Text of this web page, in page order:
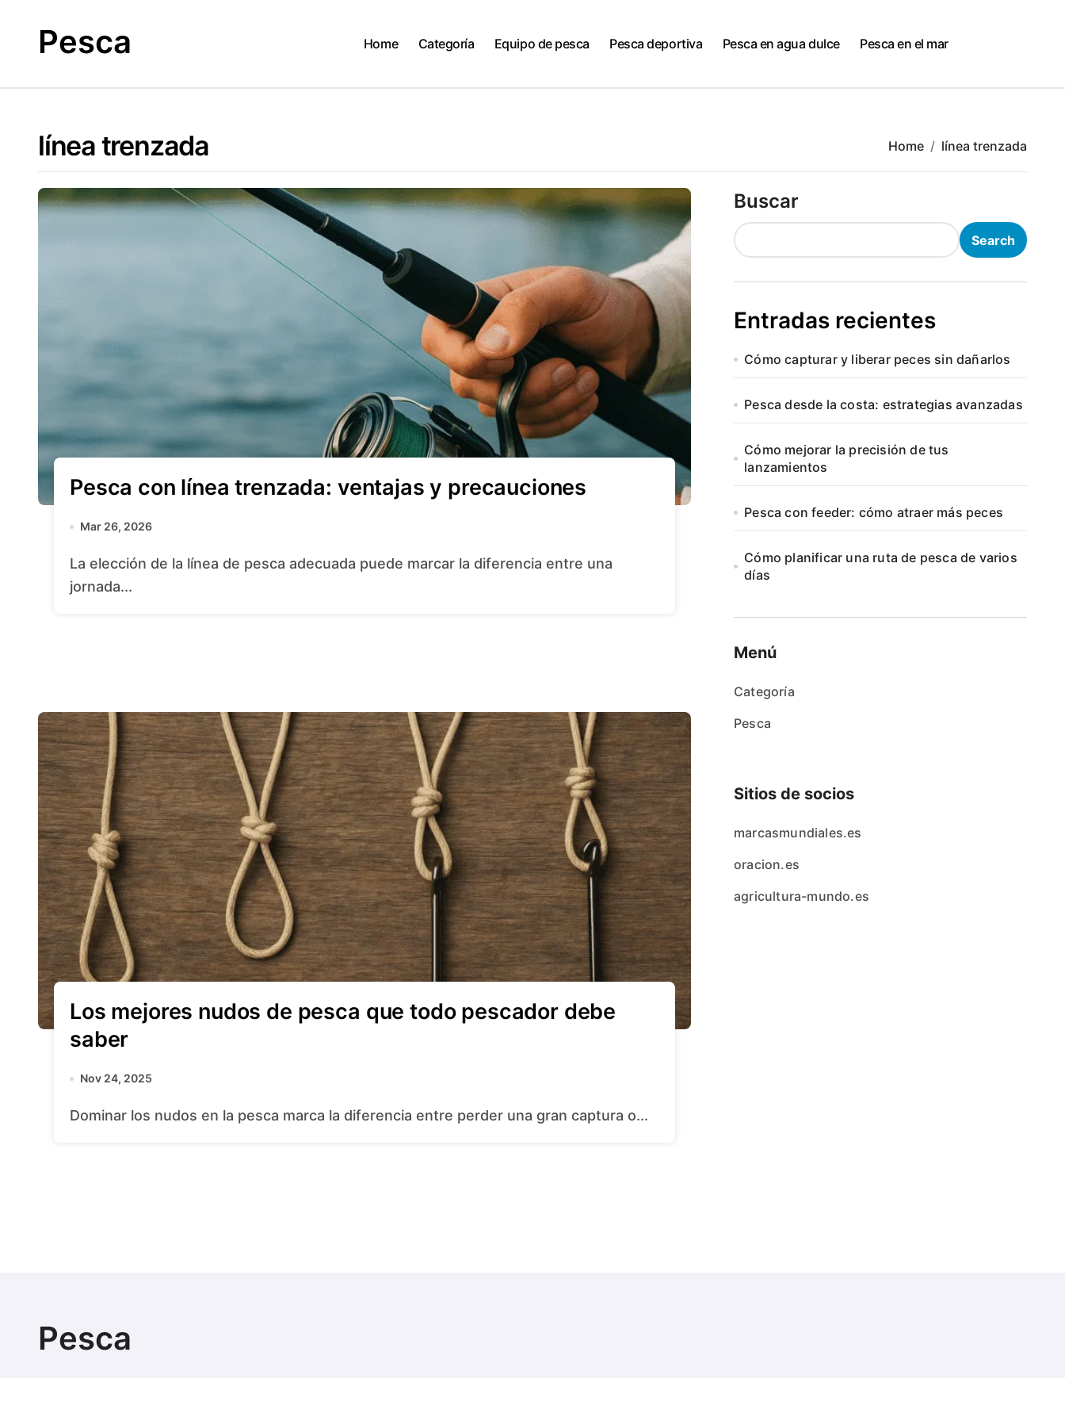
contentPesca Home Categoría Equipo de pesca Pesca deportiva Pesca en agua dulce Pesca en el mar
línea trenzada Home línea trenzada
Pesca con línea trenzada: ventajas y precauciones
Mar 26, 2026
La elección de la línea de pesca adecuada puede marcar la diferencia entre una
jornada...
Los mejores nudos de pesca que todo pescador debe
saber
Nov 24, 2025
Dominar los nudos en la pesca marca la diferencia entre perder una gran captura o...
Buscar
Search
Entradas recientes
Cómo capturar y liberar peces sin dañarlos
Pesca desde la costa: estrategias avanzadas
Cómo mejorar la precisión de tus
lanzamientos
Pesca con feeder: cómo atraer más peces
Cómo planificar una ruta de pesca de varios
días
Menú
Categoría
Pesca
Sitios de socios
marcasmundiales.es
oracion.es
agricultura-mundo.es
Pesca